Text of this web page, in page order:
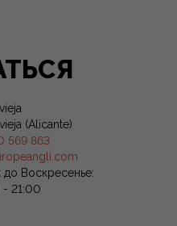
(Alicante)
569 863
до Воскресенье:
21:00